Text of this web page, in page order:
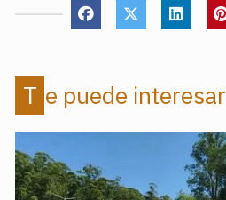
Te puede interesar